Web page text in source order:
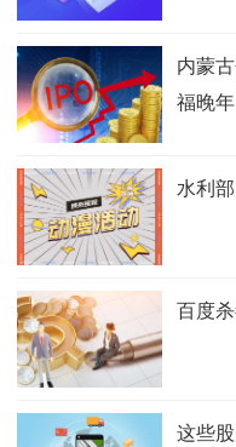
内蒙
福晚年
水利
百度
这些